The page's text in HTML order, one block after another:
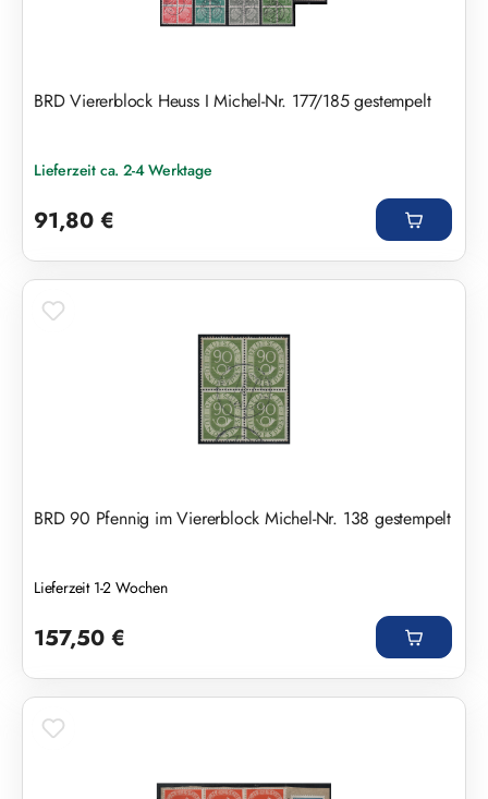
BRD Viererblock Heuss I Michel-Nr. 177/185 gestempelt
Lieferzeit ca. 2-4 Werktage
91,80 €
BRD 90 Pfennig im Viererblock Michel-Nr. 138 gestempelt
Lieferzeit 1-2 Wochen
157,50 €